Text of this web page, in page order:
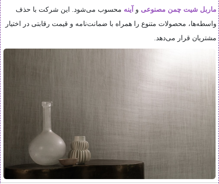
ماربل شیت چمن مصنوعی و آینه محسوب می‌شود. این شرکت با حذف
واسطه‌ها، محصولات متنوع را همراه با ضمانت‌نامه و قیمت رقابتی در اختیار
مشتریان قرار می‌دهد.